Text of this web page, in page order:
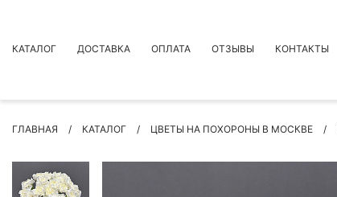
КАТАЛОГ
БУКЕТЫ
ЦВЕТЫ
ДОСТАВКА ОПЛАТА ОТЗЫВЫ КОНТАКТЫ
ГЛАВНАЯ КАТАЛОГ ЦВЕТЫ НА ПОХОРОНЫ В МОСКВЕ